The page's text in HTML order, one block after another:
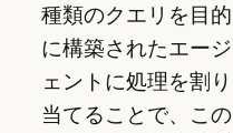
種類のクエリを目的
に構築されたエージ
ェントに処理を割り
当てることで、この